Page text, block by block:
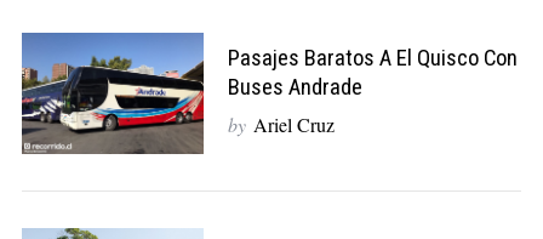
Pasajes Baratos A El Quisco Con
Buses Andrade
by Ariel Cruz